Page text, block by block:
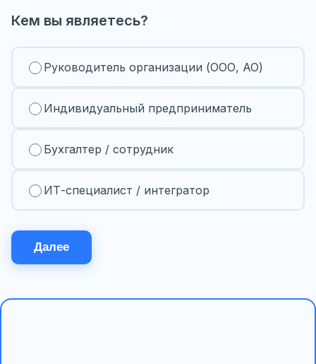
Кем вы являетесь?
Руководитель организации (ООО, АО)
Индивидуальный предприниматель
Бухгалтер / сотрудник
ИТ-специалист / интегратор
Далее